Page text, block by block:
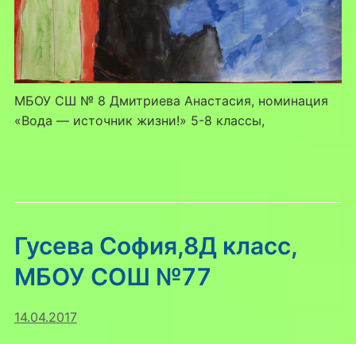
МБОУ СШ № 8 Дмитриева Анастасия, номинация
«Вода — источник жизни!» 5-8 классы,
Гусева София,8Д класс,
МБОУ СОШ №77
14.04.2017